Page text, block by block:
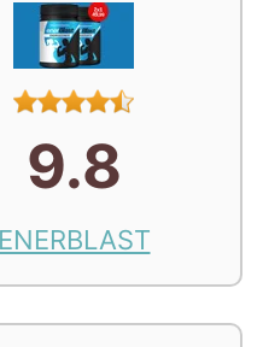
9.8
ENERBLAST